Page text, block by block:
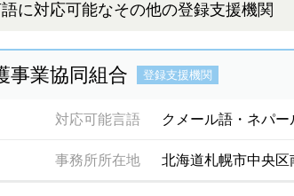
語に対応可能なその他の登録支援機関
事業協同組合 登録支援機関
対応可能言語 クメール語・ネパ
事務所所在地 北海道札幌市中央